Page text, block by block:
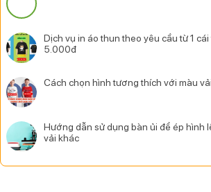
Dịch vụ in áo thun theo yêu cầu từ 1
5.000đ
Cách chọn hình tương thích với màu
Hướng dẫn sử dụng bàn ủi để ép hình
vải khác